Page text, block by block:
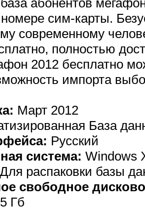
абонентов
номере сим-карты.
современному
полностью
2012 бесплатно
импорта
Март 2012
База
Русский
система: Windows
Для распаковки базы
свободное
Гб